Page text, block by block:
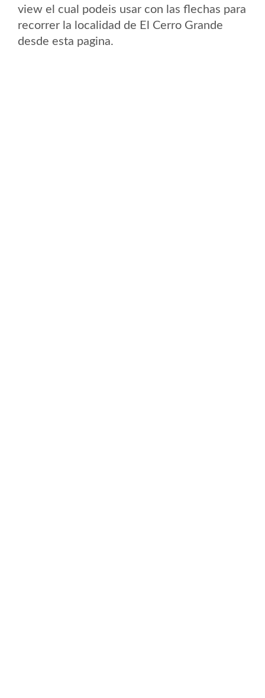
view el cual podeis usar con las flechas para
recorrer la localidad de El Cerro Grande
desde esta pagina.